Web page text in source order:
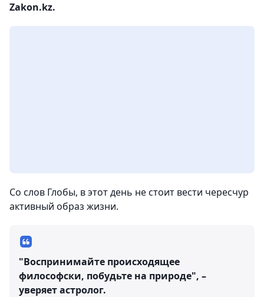
Zakon.kz.
Со слов Глобы, в этот день не стоит вести чересчур
активный образ жизни.
"Воспринимайте происходящее
философски, побудьте на природе", –
уверяет астролог.